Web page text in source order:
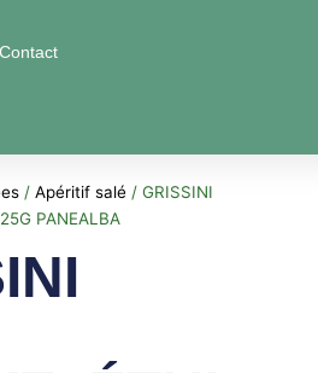
Contact
/Apéritif salé / GRISSINI
PANEALBA